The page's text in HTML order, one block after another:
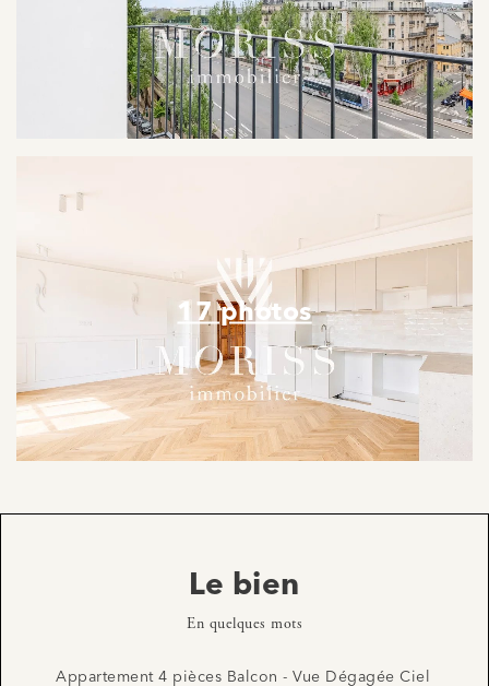
17 photos
Le bien
En quelques mots
Appartement 4 pièces Balcon - Vue Dégagée Ciel